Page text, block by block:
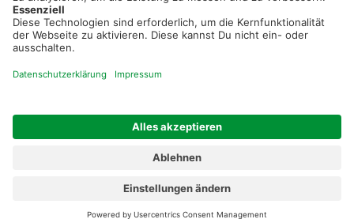
Registriere dich kostenlos!
einfach und bequem!
Kostenlos registrieren & sofort starten
Impressum Kontakt & Hilfe
Auftragsverarbeitung